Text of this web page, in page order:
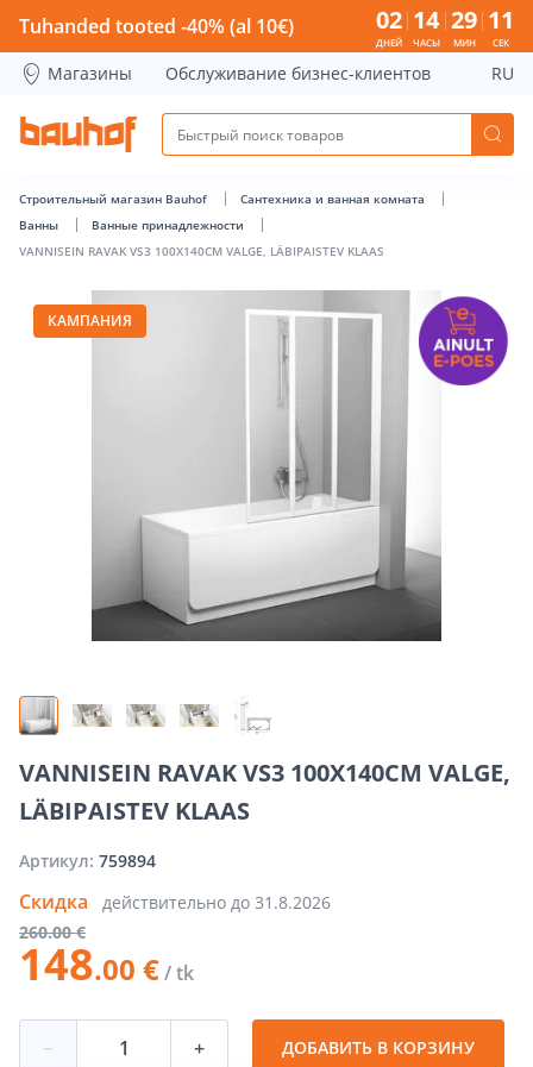
VANNISEIN RAVAK VS3 100X140CM VALGE, LÄBIPAISTEV
Tuhanded tooted -40% (al 10€) 02
ДНЕЙ
14
ЧАСЫ
29
МИН
11
СЕК
Магазины Обслуживание бизнес-клиентов RU
Строительный магазин Bauhof
Сантехника и ванная комната
Ванны
Ванные принадлежности
VANNISEIN RAVAK VS3 100X140CM VALGE, LÄBIPAISTEV KLAAS
КАМПАНИЯ
VANNISEIN RAVAK VS3 100X140CM VALGE,
LÄBIPAISTEV KLAAS
Артикул: 759894
Скидка действительно до 31.8.2026
260.00 €
148.00 €/ tk
− + ДОБАВИТЬ В КОРЗИНУ